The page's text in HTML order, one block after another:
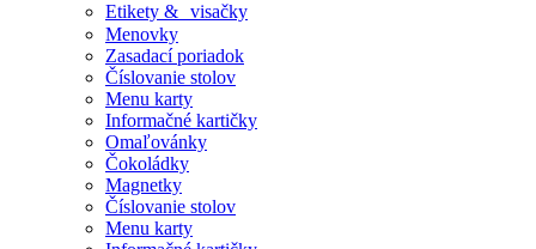
Etikety & visačky
Menovky
Zasadací poriadok
Číslovanie stolov
Menu karty
Informačné kartičky
Omaľovánky
Čokoládky
Magnetky
Číslovanie stolov
Menu karty